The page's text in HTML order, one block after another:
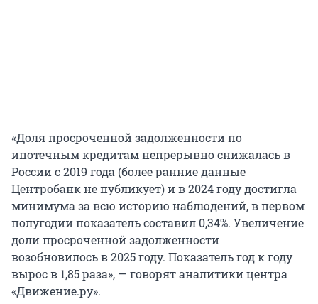
«Доля просроченной задолженности по
ипотечным кредитам непрерывно снижалась в
России с 2019 года (более ранние данные
Центробанк не публикует) и в 2024 году достигла
минимума за всю историю наблюдений, в первом
полугодии показатель составил 0,34%. Увеличение
доли просроченной задолженности
возобновилось в 2025 году. Показатель год к году
вырос в 1,85 раза», — говорят аналитики центра
«Движение.ру».